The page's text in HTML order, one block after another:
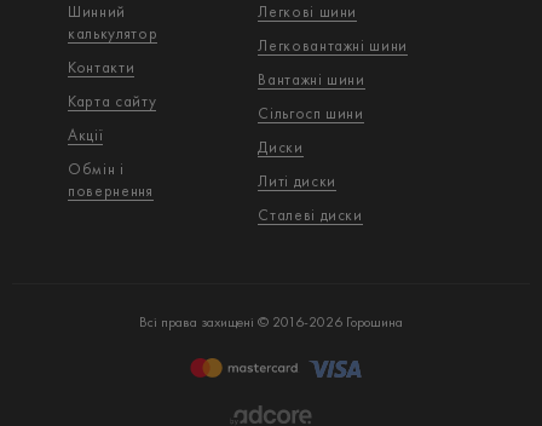
Шинний
калькулятор
Контакти
Карта сайту
Акції
Обмін і
повернення
Легкові шини
Легковантажнi шини
Вантажнi шини
Сільгосп шини
Диски
Литі диски
Сталеві диски
Всі права захищені © 2016-2026 Горошина